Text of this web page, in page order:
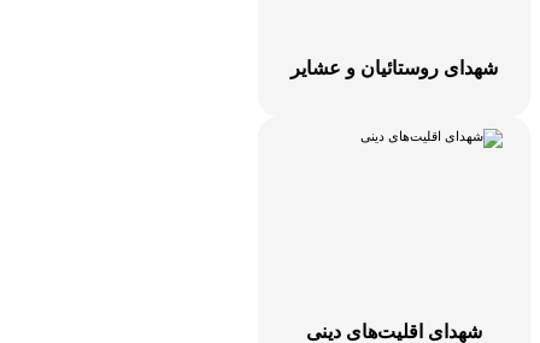
شهدای روستائیان و عشایر
شهدای اقلیت‌های دینی